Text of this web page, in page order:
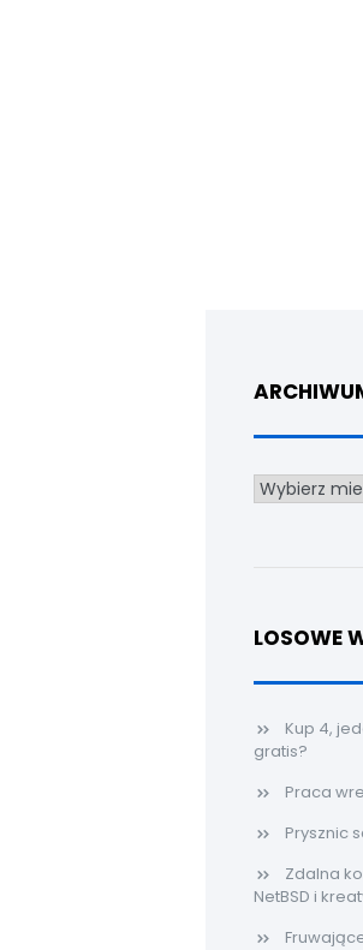
Archiwum
LOSOWE
Kup 4,
gratis?
Praca
Prysznic
Zdalna
NetBSD i